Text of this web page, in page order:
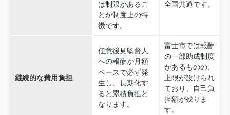
は制限があるこ
とが制度上の特
徴です。
全国共通です。
継続的な費用負担
任意後見監督人
への報酬が月額
ベースで必ず発
生し、長期化す
ると累積負担と
なります。
富士市では報酬
の一部助成制度
があるものの、
上限が設けられ
ており、自己負
担額が残りま
す。